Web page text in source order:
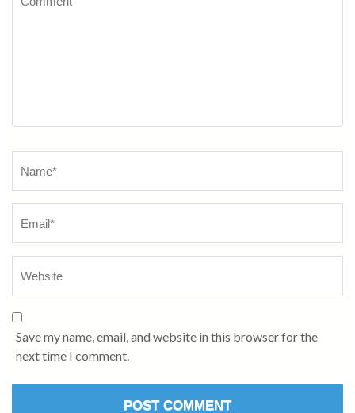
Save my name, email, and website in this browser for the
next time I comment.